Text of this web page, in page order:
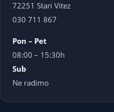
72251 Stari Vitez
030 711 867
Pon – Pet
08:00 – 15:30h
Sub
Ne radimo